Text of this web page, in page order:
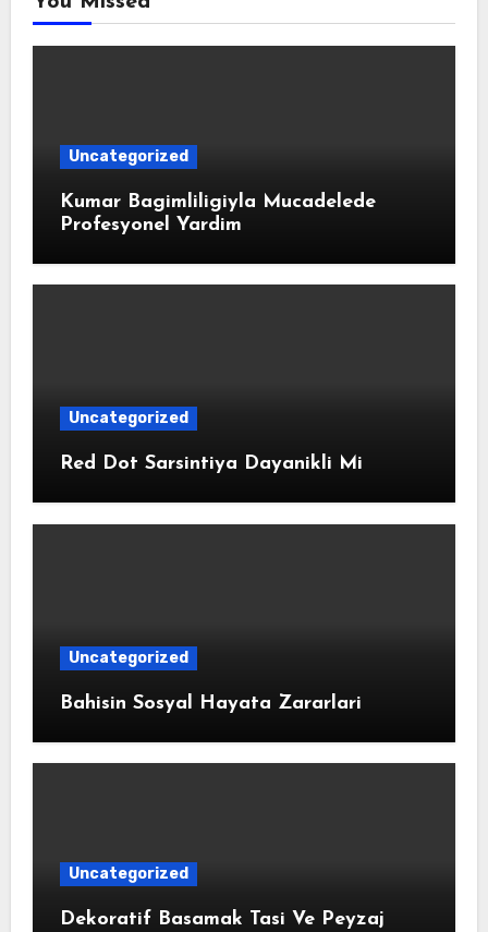
Uncategorized
Kumar Bagimliligiyla Mucadelede
Profesyonel Yardim
Uncategorized
Red Dot Sarsintiya Dayanikli Mi
Uncategorized
Bahisin Sosyal Hayata Zararlari
Uncategorized
Dekoratif Basamak Tasi Ve Peyzaj